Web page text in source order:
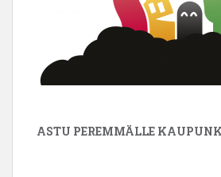
ASTU PEREMMÄLLE